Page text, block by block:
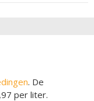
. De
per liter.